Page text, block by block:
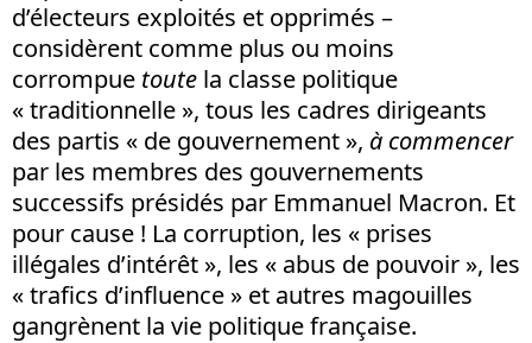
d’électeurs exploités et opprimés –
considèrent comme plus ou moins
corrompue toute la classe politique
« traditionnelle », tous les cadres dirigeants
des partis « de gouvernement », à commencer
par les membres des gouvernements
successifs présidés par Emmanuel Macron. Et
pour cause ! La corruption, les « prises
illégales d’intérêt », les « abus de pouvoir », les
« trafics d’influence » et autres magouilles
gangrènent la vie politique française.